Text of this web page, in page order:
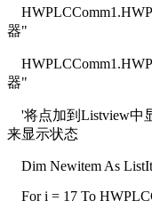
器"
器"
'将点加到Listview中
来显示状态
Dim Newitem As
For i = 17 To